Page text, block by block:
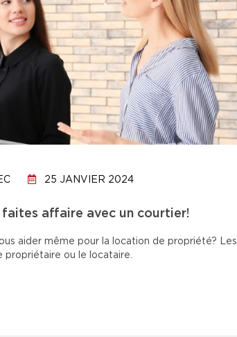
25 JANVIER 2024
affaire avec un courtier!
aider même pour la location de propriété? Les
propriétaire ou le locataire.